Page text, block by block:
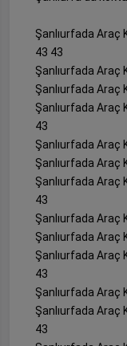
Şanlıurfada Araç
43 43
Şanlıurfada Araç
Şanlıurfada Araç
Şanlıurfada Araç
43
Şanlıurfada Araç
Şanlıurfada Araç
Şanlıurfada Araç
43
Şanlıurfada Araç
Şanlıurfada Araç
Şanlıurfada Araç
43
Şanlıurfada Araç
Şanlıurfada Araç
43